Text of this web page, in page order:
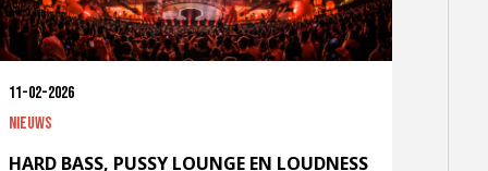
11-02-2026
Nieuws
HARD BASS, PUSSY LOUNGE EN LOUDNESS